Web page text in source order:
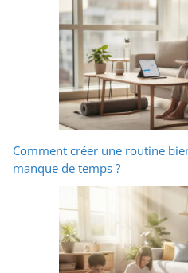
Comment créer une routine
manque de temps ?